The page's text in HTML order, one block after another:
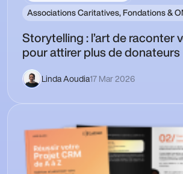
Associations Caritatives, Fondations &
Storytelling : l’art de raconter
pour attirer plus de donateurs
Linda Aoudia17 Mar 2026